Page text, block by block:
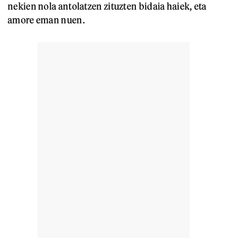
nekien nola antolatzen zituzten bidaia haiek, eta
amore eman nuen.